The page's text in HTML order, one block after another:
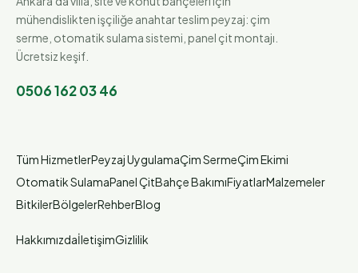
mühendislikten işçiliğe anahtar teslim peyzaj: çim
serme, otomatik sulama sistemi, panel çit montajı.
Ücretsiz keşif.
0506 162 03 46
Tüm HizmetlerPeyzaj UygulamaÇim SermeÇim Ekimi
Otomatik SulamaPanel ÇitBahçe BakımıFiyatlarMalzemeler
BitkilerBölgelerRehberBlog
HakkımızdaİletişimGizlilik